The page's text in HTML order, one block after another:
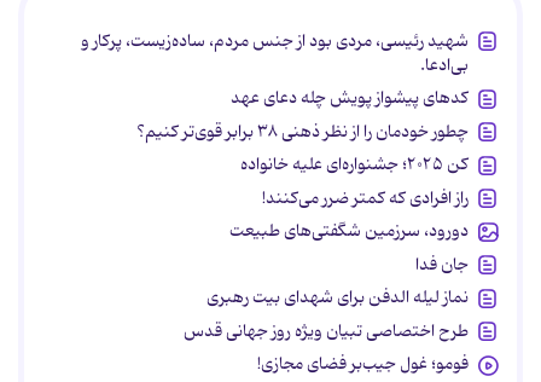
شهید رئیسی، مردی بود از جنس مردم، ساده‌زیست، پرکار و
بی‌ادعا.
کدهای پیشواز پویش چله دعای عهد
چطور خودمان را از نظر ذهنی ۳۸ برابر قوی‌تر کنیم؟
کن ۲۰۲۵؛ جشنواره‌ای علیه خانواده
راز افرادی که کمتر ضرر می‌کنند!
دورود، سرزمین شگفتی‌های طبیعت
جان فدا
نماز لیله الدفن برای شهدای بیت رهبری
طرح اختصاصی تبیان ویژه روز جهانی قدس
فومو؛ غول جیب‌بر فضای مجازی!